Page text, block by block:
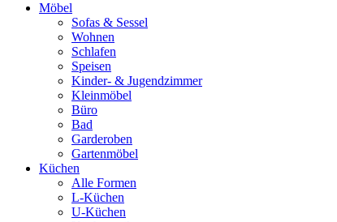
Möbel
Sofas & Sessel
Wohnen
Schlafen
Speisen
Kinder- & Jugendzimmer
Kleinmöbel
Büro
Bad
Garderoben
Gartenmöbel
Küchen
Alle Formen
L-Küchen
U-Küchen